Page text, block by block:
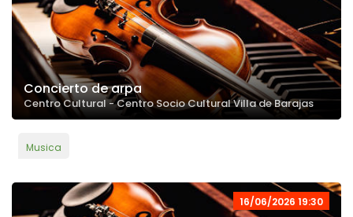
Concierto de arpa
Centro Cultural - Centro Socio Cultural Villa de Barajas
Musica
16/06/2026 19:30